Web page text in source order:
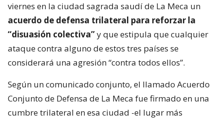
viernes en la ciudad sagrada saudí de La Meca un
acuerdo de defensa trilateral para reforzar la
“disuasión colectiva”y que estipula que cualquier
ataque contra alguno de estos tres países se
considerará una agresión “contra todos ellos”.
Según un comunicado conjunto, el llamado Acuerdo
Conjunto de Defensa de La Meca fue firmado en una
cumbre trilateral en esa ciudad -el lugar más